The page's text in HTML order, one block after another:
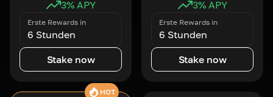
3% APY
Erste Rewards in
6 Stunden
Stake now
3% APY
Erste Rewards in
6 Stunden
Stake now
HOT